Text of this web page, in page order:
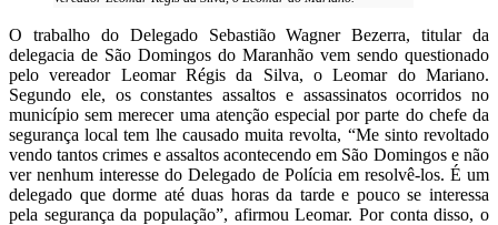
O trabalho do Delegado Sebastião Wagner Bezerra, titular da
delegacia de São Domingos do Maranhão vem sendo questionado
pelo vereador Leomar Régis da Silva, o Leomar do Mariano.
Segundo ele, os constantes assaltos e assassinatos ocorridos no
município sem merecer uma atenção especial por parte do chefe da
segurança local tem lhe causado muita revolta, “Me sinto revoltado
vendo tantos crimes e assaltos acontecendo em São Domingos e não
ver nenhum interesse do Delegado de Polícia em resolvê-los. É um
delegado que dorme até duas horas da tarde e pouco se interessa
pela segurança da população”, afirmou Leomar. Por conta disso, o